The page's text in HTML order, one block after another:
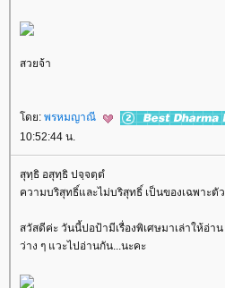
สวยจ้า
ดย: พรหมญาณี
10:52:44 น.
สุทฺธิ อสุทฺธิ ปจฺจตฺตํ
ความบริสุทธิ์และไม่บริสุทธิ์ เป็นของเฉพาะตัว
สวัสดีค่ะ วันนี้ปอป้ามีเรื่องพิเศษมาเล่าให้อ่าน
ว่าง ๆ แวะไปอ่านกัน...นะคะ